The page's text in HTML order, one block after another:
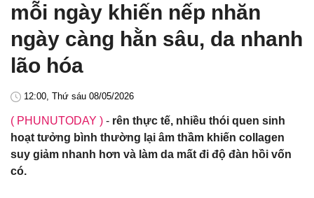
mỗi ngày khiến nếp nhăn
ngày càng hằn sâu, da nhanh
lão hóa
12:00, Thứ sáu 08/05/2026
( PHUNUTODAY ) - rên thực tế, nhiều thói quen sinh
hoạt tưởng bình thường lại âm thầm khiến collagen
suy giảm nhanh hơn và làm da mất đi độ đàn hồi vốn
có.